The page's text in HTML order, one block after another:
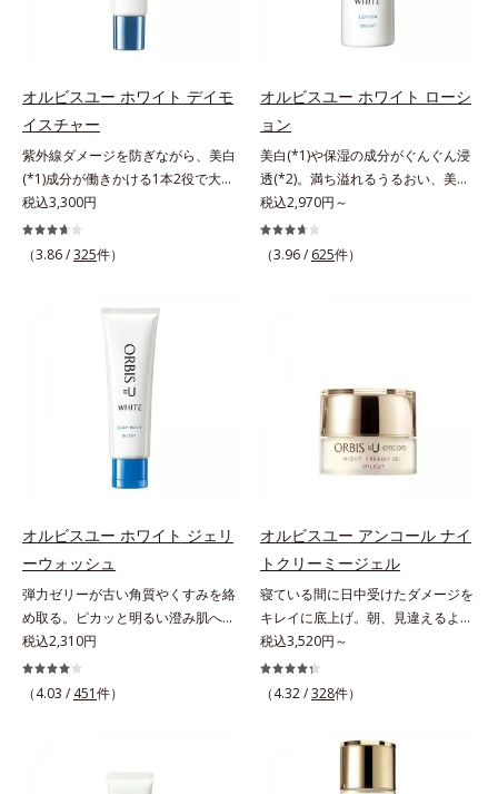
商品ページをご覧ください。・
BEAUTY夏祭りは、こちら
します。*1 年齢を重ねた肌*2 メラ
ニンが過剰に生成する状態*3 メラ
を防ぐ*4 コラーゲン・トリペプチ
ド Ｆ
します。*1 年齢を重ねた肌*2 メラ
ニンが過剰に生成する状態
オルビスユー ホワイト デイモ
イスチャー
紫外線ダメージを防ぎながら、美白
(*1)成分が働きかける1本2役で大人
の肌を守りぬく。若々しく透明感の
ある美肌を構成する要素と、年齢肌
(*2)のメラニン生成にアプローチし
ー」の理論を応用し、全方位的に肌
の底上げを図ります。さらに、シミ
と年齢の関係に着目。点在するシミ
だけでなく、メラニンが蓄積しがち
な年齢肌の“メラニンメタボ(*3)”に
アプローチして、澄みわたる美肌を
目指します。*1 メラニンの生成を
抑え、シミ・ソバカスを防ぐ*2 年
生成する状態
税込3,300円
（3.86 /325件）
オルビスユー ホワイト ローシ
ョン
美白(*1)や保湿の成分がぐんぐん浸
透(*2)。満ち溢れるうるおい、美肌
がやみつきに。若々しく透明感のあ
る美肌を構成する要素と、年齢肌
(*3)のメラニン生成にアプローチし
だけでなく、メラニンが蓄積しがち
な年齢肌の“メラニンメタボ(*4)”に
アプローチして、澄みわたる美肌を
目指します。*1 メラニンの生成を
ンが過剰に生成する状態
税込2,970円～
（3.96 / 625件）
オルビスユー ホワイト ジェリ
ーウォッシュ
弾力ゼリーが古い角質やくすみを絡
め取る。ピカッと明るい澄み肌へ。
若々しく透明感のある美肌を構成す
る要素と、年齢肌(*1)のメラニン生
成にアプローチして、明るくなめら
す。さらに、シミと年齢の関係に着
税込2,310円
（4.03 / 451件）
オルビスユー アンコール ナイ
トクリーミージェル
寝ている間に日中受けたダメージを
キレイに底上げ。朝、見違えるよう
なハリ感に。諦めかけていたハリ不
足、うるおい低下に先端科学ケア
(*1)でアプローチするエイジングケ
ロテイン）(*4)の合わせ技で、目
税込3,520円～
（4.32 /328件）